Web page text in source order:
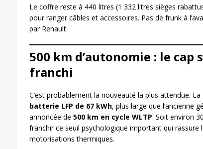
Le coffre reste à 440 litres (1 332 litres sièges
pour ranger câbles et accessoires. Pas de frunk à
par Renault.
500 km d’autonomie : le cap
franchi
C’est probablement la nouveauté la plus attendue.
batterie LFP de 67 kWh, plus large que l’ancienne
annoncée de 500 km en cycle WLTP. Soit environ
franchir ce seuil psychologique important qui rassure
motorisations thermiques.